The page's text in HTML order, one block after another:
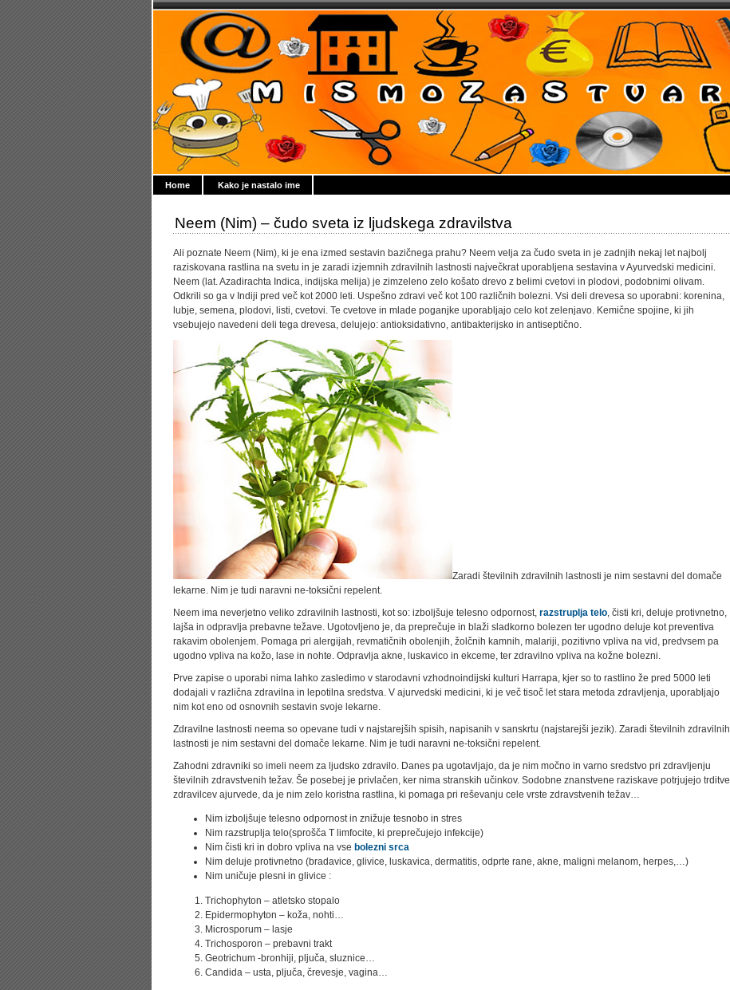
Home Kako je nastalo ime
Neem (Nim) – čudo sveta iz ljudskega zdravilstva
Ali poznate Neem (Nim), ki je ena izmed sestavin bazičnega prahu? Neem velja za čudo sveta in je zadnjih nekaj let najbolj
raziskovana rastlina na svetu in je zaradi izjemnih zdravilnih lastnosti največkrat uporabljena sestavina v Ayurvedski medicini.
Neem (lat. Azadirachta Indica, indijska melija) je zimzeleno zelo košato drevo z belimi cvetovi in plodovi, podobnimi olivam.
Odkrili so ga v Indiji pred več kot 2000 leti. Uspešno zdravi več kot 100 različnih bolezni. Vsi deli drevesa so uporabni: korenina,
lubje, semena, plodovi, listi, cvetovi. Te cvetove in mlade poganjke uporabljajo celo kot zelenjavo. Kemične spojine, ki jih
vsebujejo navedeni deli tega drevesa, delujejo: antioksidativno, antibakterijsko in antiseptično.
Zaradi številnih zdravilnih lastnosti je nim sestavni del domače
lekarne. Nim je tudi naravni ne-toksični repelent.
Neem ima neverjetno veliko zdravilnih lastnosti, kot so: izboljšuje telesno odpornost, razstruplja telo, čisti kri, deluje protivnetno,
lajša in odpravlja prebavne težave. Ugotovljeno je, da preprečuje in blaži sladkorno bolezen ter ugodno deluje kot preventiva
rakavim obolenjem. Pomaga pri alergijah, revmatičnih obolenjih, žolčnih kamnih, malariji, pozitivno vpliva na vid, predvsem pa
ugodno vpliva na kožo, lase in nohte. Odpravlja akne, luskavico in ekceme, ter zdravilno vpliva na kožne bolezni.
Prve zapise o uporabi nima lahko zasledimo v starodavni vzhodnoindijski kulturi Harrapa, kjer so to rastlino že pred 5000 leti
dodajali v različna zdravilna in lepotilna sredstva. V ajurvedski medicini, ki je več tisoč let stara metoda zdravljenja, uporabljajo
nim kot eno od osnovnih sestavin svoje lekarne.
Zdravilne lastnosti neema so opevane tudi v najstarejših spisih, napisanih v sanskrtu (najstarejši jezik). Zaradi številnih zdravilnih
lastnosti je nim sestavni del domače lekarne. Nim je tudi naravni ne-toksični repelent.
Zahodni zdravniki so imeli neem za ljudsko zdravilo. Danes pa ugotavljajo, da je nim močno in varno sredstvo pri zdravljenju
številnih zdravstvenih težav. Še posebej je privlačen, ker nima stranskih učinkov. Sodobne znanstvene raziskave potrjujejo trditve
zdravilcev ajurvede, da je nim zelo koristna rastlina, ki pomaga pri reševanju cele vrste zdravstvenih težav…
Nim izboljšuje telesno odpornost in znižuje tesnobo in stres
Nim razstruplja telo(sprošča T limfocite, ki preprečujejo infekcije)
Nim čisti kri in dobro vpliva na vse bolezni srca
Nim deluje protivnetno (bradavice, glivice, luskavica, dermatitis, odprte rane, akne, maligni melanom, herpes,…)
Nim uničuje plesni in glivice :
Trichophyton – atletsko stopalo
Epidermophyton – koža, nohti…
Microsporum – lasje
Trichosporon – prebavni trakt
Geotrichum -bronhiji, pljuča, sluznice…
Candida – usta, pljuča, črevesje, vagina…